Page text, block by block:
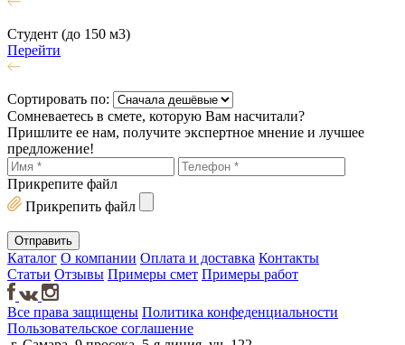
Студент (до 150 м3)
Перейти
Сортировать по:
Сомневаетесь в смете, которую Вам насчитали?
Пришлите ее нам, получите экспертное мнение и лучшее
предложение!
Прикрепите файл
Прикрепить файл
Каталог О компании Оплата и доставка Контакты
Статьи Отзывы Примеры смет Примеры работ
Все права защищены Политика конфеденциальности
Пользовательское соглашение